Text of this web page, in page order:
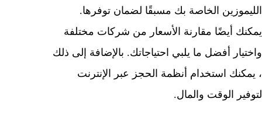
الليموزين الخاصة بك مسبقًا لضمان توفرها.
يمكنك أيضًا مقارنة الأسعار من شركات مختلفة
واختيار أفضل ما يلبي احتياجاتك. بالإضافة إلى ذلك
، يمكنك استخدام أنظمة الحجز عبر الإنترنت
لتوفير الوقت والمال.